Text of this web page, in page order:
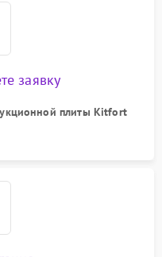
заявку
плиты Kitfort